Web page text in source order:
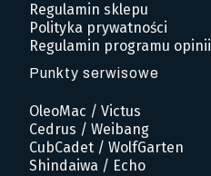
Regulamin sklepu
Polityka prywatności
Regulamin programu opinii
Punkty serwisowe
OleoMac / Victus
Cedrus / Weibang
CubCadet / WolfGarten
Shindaiwa / Echo